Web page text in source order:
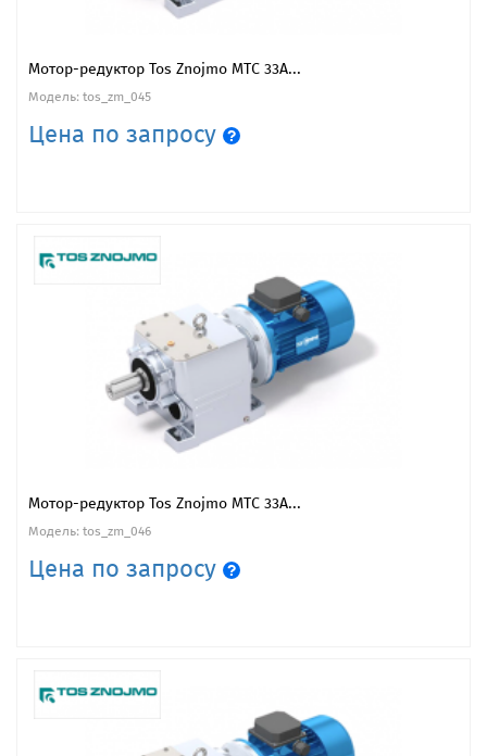
Мотор-редуктор Tos Znojmo MTC 33A...
Модель: tos_zm_045
Цена по запросу
Мотор-редуктор Tos Znojmo MTC 33A...
Модель: tos_zm_046
Цена по запросу